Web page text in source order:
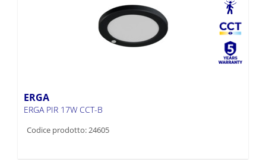
ERGA
ERGA PIR 17W CCT-B
Codice prodotto: 24605